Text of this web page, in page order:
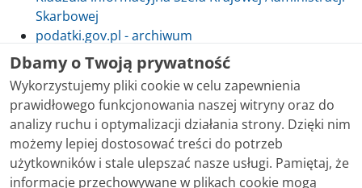
Skarbowej
podatki.gov.pl - archiwum
Skontaktuj się z nami
Treści zamieszczone w serwisie udostępniamy
bezpłatnie. Korzystanie z treści opublikowanych w
Dbamy o Twoją prywatność
Wykorzystujemy pliki cookie w celu zapewnienia
prawidłowego funkcjonowania naszej witryny oraz do
analizy ruchu i optymalizacji działania strony. Dzięki nim
możemy lepiej dostosować treści do potrzeb
użytkowników i stale ulepszać nasze usługi. Pamiętaj, że
informacje przechowywane w plikach cookie mogą